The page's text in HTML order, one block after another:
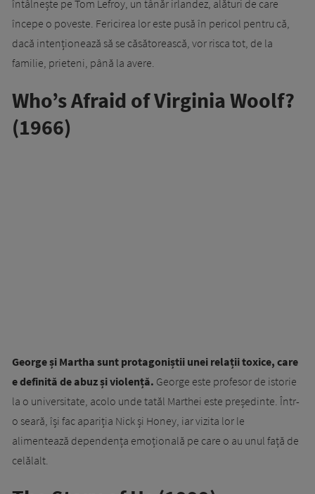
întâlnește pe Tom Lefroy, un tânăr irlandez, alături de care
începe o poveste. Fericirea lor este pusă în pericol pentru că,
dacă intenționează să se căsătorească, vor risca tot, de la
familie, prieteni, până la avere.
Who’s Afraid of Virginia Woolf?
(1966)
George și Martha sunt protagoniștii unei relații toxice, care
e definită de abuz și violență. George este profesor de istorie
la o universitate, acolo unde tatăl Marthei este președinte. Într-
o seară, își fac apariția Nick și Honey, iar vizita lor le
alimentează dependența emoțională pe care o au unul față de
celălalt.